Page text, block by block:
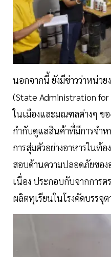
นอกจากนี้ ยังมีข่าวว่าหน่ว
(State Administration for
ในเมืองและมณฑลต่างๆ ข
กำกับดูแลสินค้าที่มีการจำ
การสุ่มตัวอย่างอาหารในท้
สอบด้านความปลอดภัยของ
เนื่อง ประกอบกับจากการ
ผลิตทุเรียนในโรงคัดบรรจุ